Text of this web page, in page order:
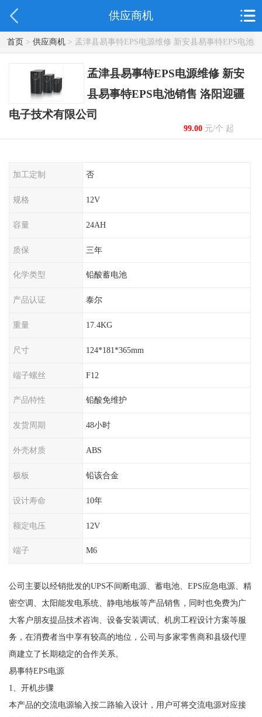
供应商机
首页> 供应商机> 孟津县易事特EPS电源维修 新安县易事特EPS电池
销售 洛阳迎疆电子技术有限公司
孟津县易事特EPS电源维修 新安
县易事特EPS电池销售 洛阳迎疆
电子技术有限公司
99.00元/个 起
加工定制 否
规格 12V
容量 24AH
质保 三年
化学类型 铅酸蓄电池
产品认证 泰尔
重量 17.4KG
尺寸 124*181*365mm
端子螺丝 F12
产品特性 铅酸免维护
发货周期 48小时
外壳材质 ABS
极板 铅该合金
设计寿命 10年
额定电压 12V
端子 M6
公司主要以经销批发的UPS不间断电源、蓄电池、EPS应急电源、精
密空调、太阳能发电系统、静电地板等产品销售，同时也免费为广
大客户朋友提品技术咨询、设备安装调试、机房工程设计方案等服
务，在消费者当中享有较高的地位，公司与多家零售商和县级代理
商建立了长期稳定的合作关系。
易事特EPS电源
1、开机步骤
本产品的交流电源输入按二路输入设计，用户可将交流电源对应接